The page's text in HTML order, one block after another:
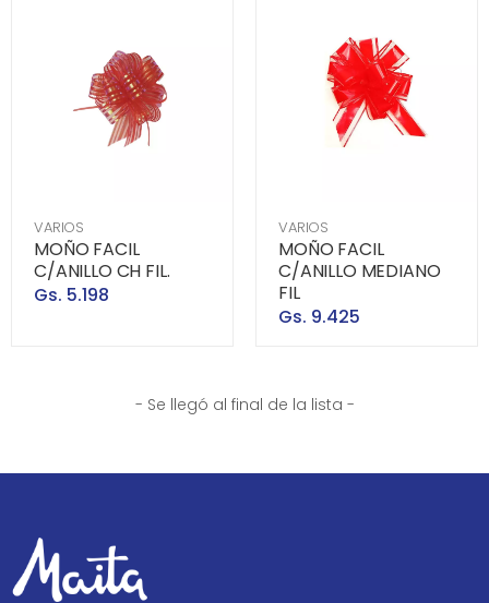
VARIOS
MOÑO FACIL
C/ANILLO CH FIL.
Gs. 5.198
VARIOS
MOÑO FACIL
C/ANILLO MEDIANO
FIL
Gs. 9.425
- Se llegó al final de la lista -